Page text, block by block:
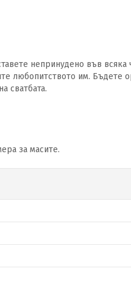
непринудено във всяка
любопитството им. Бъдете
сватбата.
за масите.